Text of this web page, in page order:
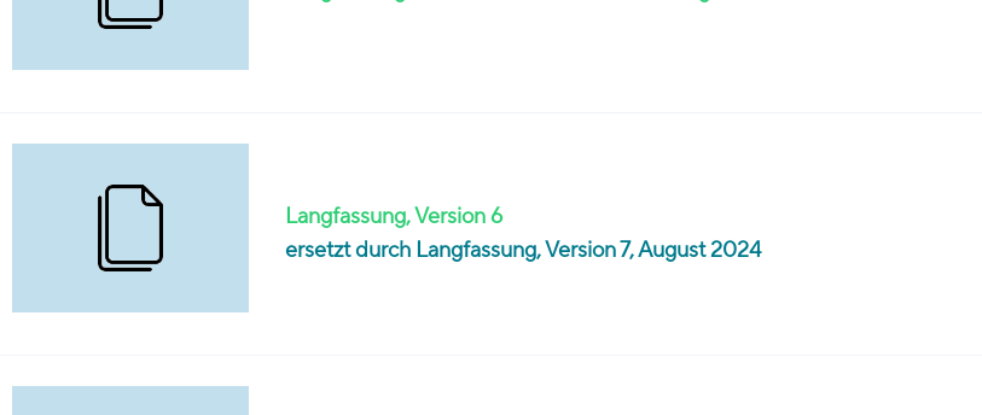
Langfassung, Version 6
ersetzt durch Langfassung, Version 7, August 2024